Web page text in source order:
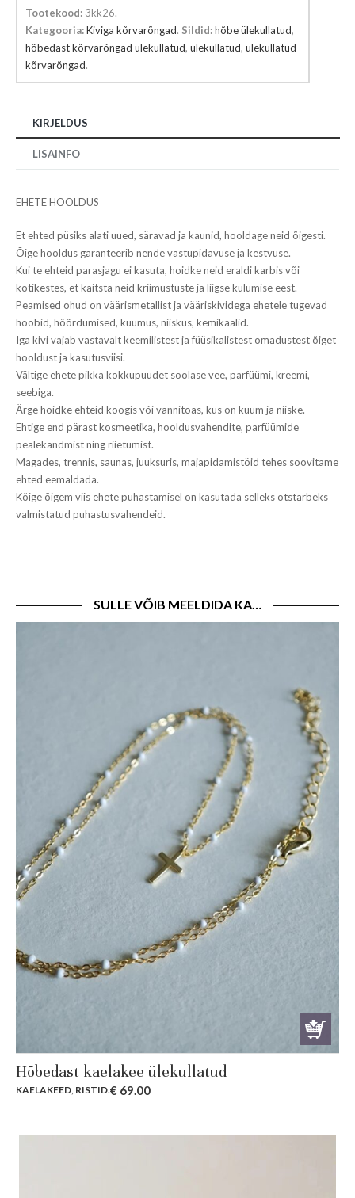
Tootekood: 3kk26.
Kategooria:Kiviga kõrvarõngad. Sildid:hõbe ülekullatud,
hõbedast kõrvarõngad ülekullatud, ülekullatud, ülekullatud
kõrvarõngad.
KIRJELDUS
LISAINFO
EHETE HOOLDUS
Et ehted püsiks alati uued, säravad ja kaunid, hooldage neid õigesti.
Õige hooldus garanteerib nende vastupidavuse ja kestvuse.
Kui te ehteid parasjagu ei kasuta, hoidke neid eraldi karbis või
kotikestes, et kaitsta neid kriimustuste ja liigse kulumise eest.
Peamised ohud on väärismetallist ja vääriskividega ehetele tugevad
hoobid, hõõrdumised, kuumus, niiskus, kemikaalid.
Iga kivi vajab vastavalt keemilistest ja füüsikalistest omadustest õiget
hooldust ja kasutusviisi.
Vältige ehete pikka kokkupuudet soolase vee, parfüümi, kreemi,
seebiga.
Ärge hoidke ehteid köögis või vannitoas, kus on kuum ja niiske.
Ehtige end pärast kosmeetika, hooldusvahendite, parfüümide
pealekandmist ning riietumist.
Magades, trennis, saunas, juuksuris, majapidamistöid tehes soovitame
ehted eemaldada.
Kõige õigem viis ehete puhastamisel on kasutada selleks otstarbeks
valmistatud puhastusvahendeid.
SULLE VÕIB MEELDIDA KA…
Hõbedast kaelakee ülekullatud
KAELAKEED RISTID.€ 69.00